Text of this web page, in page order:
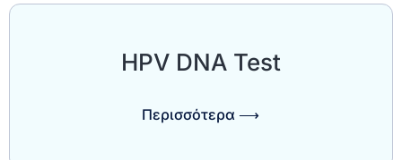
HPV DNA Test
Περισσότερα ⟶